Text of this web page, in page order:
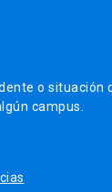
o situación
campus.